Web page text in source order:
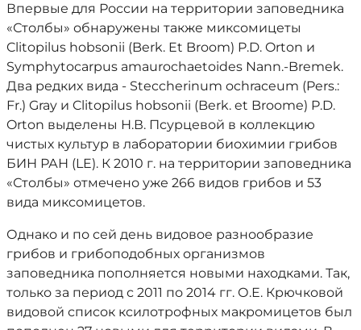
Впервые для России на территории заповедника
«Столбы» обнаружены также миксомицеты
Clitopilus hobsonii (Berk. Et Broom) P.D. Orton и
Symphytocarpus amaurochaetoides Nann.-Bremek.
Два редких вида - Steccherinum ochraceum (Pers.:
Fr.) Gray и Clitopilus hobsonii (Berk. et Broome) P.D.
Orton выделены Н.В. Псурцевой в коллекцию
чистых культур в лаборатории биохимии грибов
БИН РАН (LE). К 2010 г. на территории заповедника
«Столбы» отмечено уже 266 видов грибов и 53
вида миксомицетов.
Однако и по сей день видовое разнообразие
грибов и грибоподобных организмов
заповедника пополняется новыми находками. Так,
только за период с 2011 по 2014 гг. О.Е. Крючковой
видовой список ксилотрофных макромицетов был